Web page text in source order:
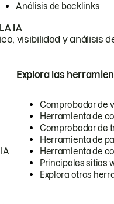
Análisis de backlinks
IA
visibilidad y análisis
Explora las
Comprobador de
Herramienta de
Comprobador de
Herramienta de
Herramienta de
Principales sitios
Explora otras